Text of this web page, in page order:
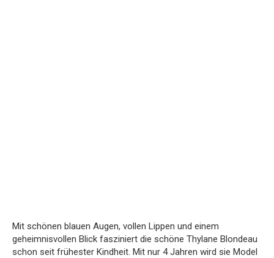
Mit schönen blauen Augen, vollen Lippen und einem
geheimnisvollen Blick fasziniert die schöne Thylane Blondeau
schon seit frühester Kindheit. Mit nur 4 Jahren wird sie Model